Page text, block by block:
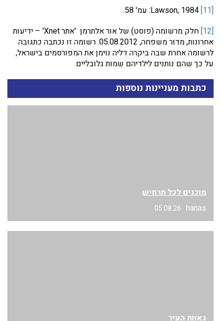
[11]
[12]
חלק מרשומה (פוסט) של אור אלתרמן 'אתר Xnet' – ידיעות
אחרונות, מדור משפחה, 05.08.2012. רשומה זו נכתבה כתגובה
לרשומה אחרת שבה ביקרה דליה נוימן את המפורסמים בישראל,
על כך שהם נותנים לילדיהם שמות גלובליים.
כתבות מעניינות נוספות
מוכנים לכל תרחיש
hanas
05.08.26
גאוות העיר